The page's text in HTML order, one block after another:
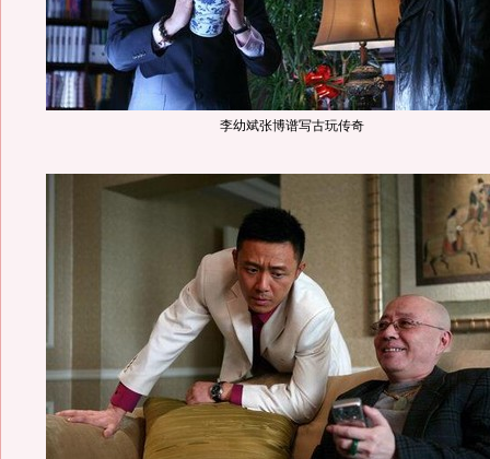
李幼斌张博谱写古玩传奇